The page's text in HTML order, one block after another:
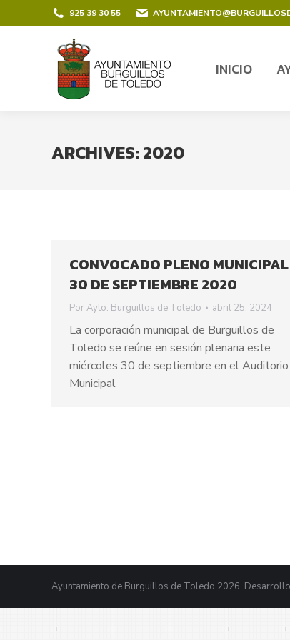
925 39 30 55
INICIO
ARCHIVES: 2020
CONVOCADO PLENO MUNICIPAL
30 DE SEPTIEMBRE 2020
PorAyto. Burguillos de Toledo abril 25, 2024
La corporación municipal de Burguillos de
Toledo se reúne en sesión plenaria este
miércoles 30 de septiembre en el Auditorio
Municipal
Ayuntamiento de Burguillos de Toledo 2026.
INICIO